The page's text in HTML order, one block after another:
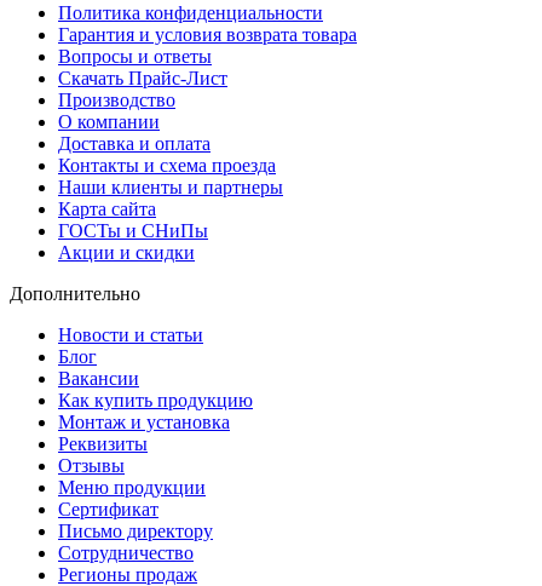
Политика конфиденциальности
Гарантия и условия возврата товара
Вопросы и ответы
Скачать Прайс-Лист
Производство
О компании
Доставка и оплата
Контакты и схема проезда
Наши клиенты и партнеры
Карта сайта
ГОСТы и СНиПы
Акции и скидки
Дополнительно
Новости и статьи
Блог
Вакансии
Как купить продукцию
Монтаж и установка
Реквизиты
Отзывы
Меню продукции
Сертификат
Письмо директору
Сотрудничество
Регионы продаж